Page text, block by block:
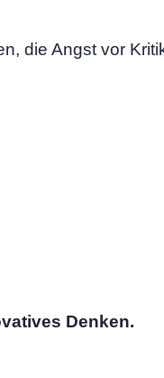
die Angst vor
Denken.